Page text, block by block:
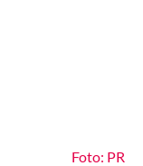
Foto: PR